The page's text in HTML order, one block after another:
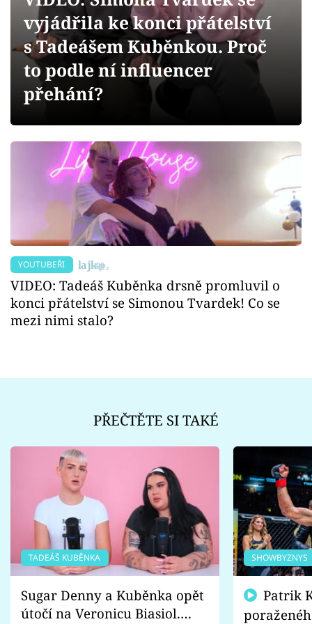
Videa
Sledujte prima+
Sledujte nás
vyjádřila ke konci přátelství
s Tadeášem Kuběnkou. Proč
to podle ní influencer
přehání?
YOUTUBEŘI
VIDEO: Tadeáš Kuběnka drsně promluvil o
konci přátelství se Simonou Tvardek! Co se
mezi nimi stalo?
PŘEČTĚTE SI TAKÉ
TADEÁŠ KUBĚNKA
Sugar Denny a Kuběnka opět
útočí na Veronicu Biasiol.
SHOWBYZNYS